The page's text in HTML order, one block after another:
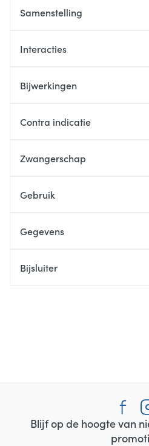
Samenstelling
Interacties
Bijwerkingen
Contra indicatie
Zwangerschap
Gebruik
Gegevens
Bijsluiter
Blijf op de hoogte van